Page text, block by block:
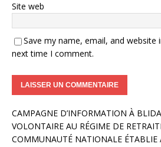
Site web
Save my name, email, and
next time I comment.
l
t
e
CAMPAGNE D’INFORMATION À
VOLONTAIRE AU RÉGIME DE
COMMUNAUTÉ NATIONALE ÉTABLIE